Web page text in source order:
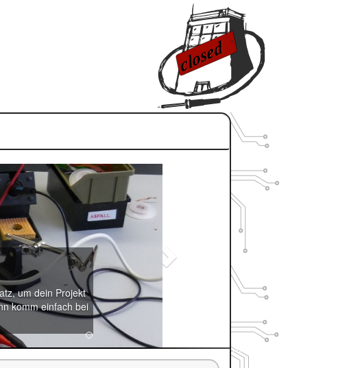
um dein Projekt
komm einfach bei